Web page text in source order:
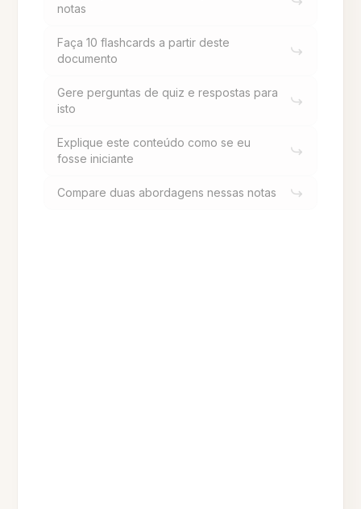
notas
Faça 10 flashcards a partir deste
documento
Gere perguntas de quiz e respostas para
isto
Explique este conteúdo como se eu
fosse iniciante
Compare duas abordagens nessas notas